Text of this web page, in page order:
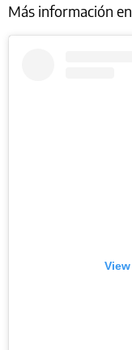
Más información en